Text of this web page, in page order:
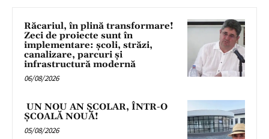
Răcariul, în plină transformare!
Zeci de proiecte sunt în
implementare: școli, străzi,
canalizare, parcuri și
infrastructură modernă
06/08/2026
UN NOU AN ȘCOLAR, ÎNTR-O
ȘCOALĂ NOUĂ!
05/08/2026